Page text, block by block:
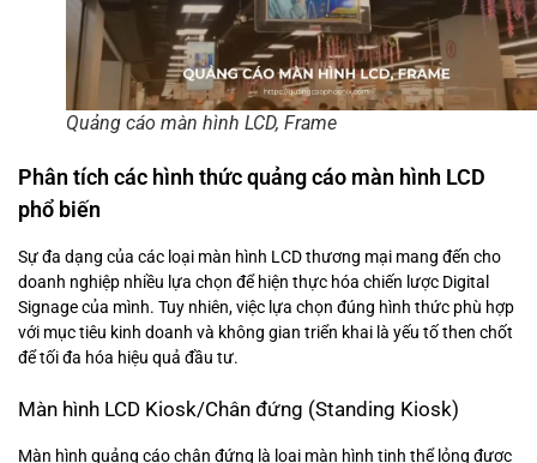
Quảng cáo màn hình LCD, Frame
Phân tích các hình thức quảng cáo màn hình LCD
phổ biến
Sự đa dạng của các loại màn hình LCD thương mại mang đến cho
doanh nghiệp nhiều lựa chọn để hiện thực hóa chiến lược Digital
Signage của mình. Tuy nhiên, việc lựa chọn đúng hình thức phù hợp
với mục tiêu kinh doanh và không gian triển khai là yếu tố then chốt
để tối đa hóa hiệu quả đầu tư.
Màn hình LCD Kiosk/Chân đứng (Standing Kiosk)
Màn hình quảng cáo chân đứng là loại màn hình tinh thể lỏng được